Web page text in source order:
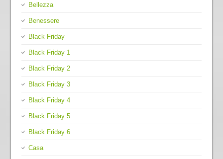
Bellezza
Benessere
Black Friday
Black Friday 1
Black Friday 2
Black Friday 3
Black Friday 4
Black Friday 5
Black Friday 6
Casa